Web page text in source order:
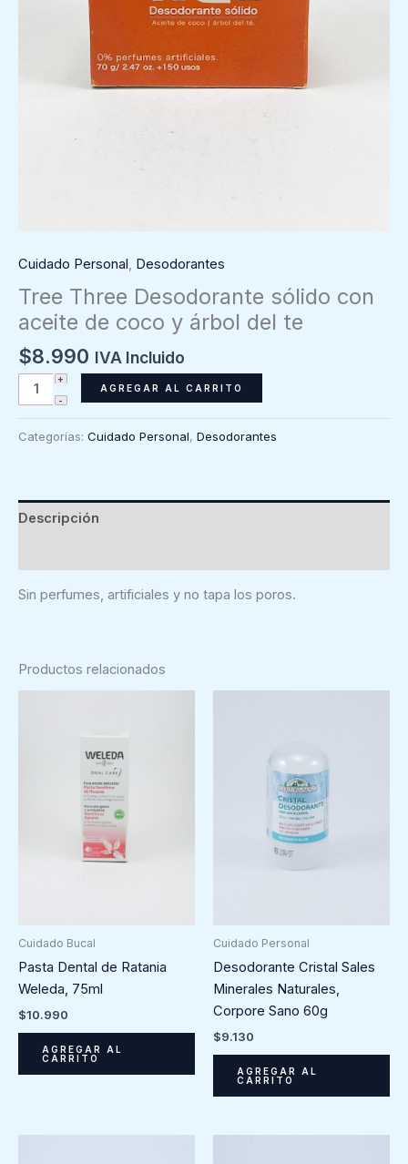
Cuidado Personal, Desodorantes
Tree Three Desodorante sólido con
aceite de coco y árbol del te
$8.990 IVA Incluido
Tree
Three
sólido
de
del
AGREGAR AL CARRITO
Categorías: Cuidado Personal, Desodorantes
Descripción
Sin perfumes, artificiales y no tapa los poros.
Productos relacionados
Cuidado Bucal
Pasta Dental de Ratania
Weleda, 75ml
$10.990
AGREGAR AL
CARRITO
Cuidado Personal
Desodorante Cristal Sales
Minerales Naturales,
Corpore Sano 60g
$9.130
AGREGAR AL
CARRITO